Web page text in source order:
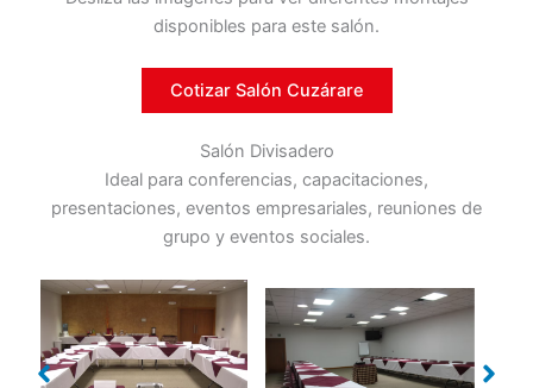
disponibles para este salón.
Cotizar Salón Cuzárare
Salón Divisadero
Ideal para conferencias, capacitaciones,
presentaciones, eventos empresariales, reuniones de
grupo y eventos sociales.